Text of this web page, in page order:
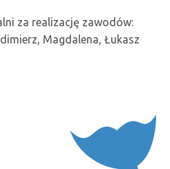
za realizację zawodów:
Magdalena, Łukasz